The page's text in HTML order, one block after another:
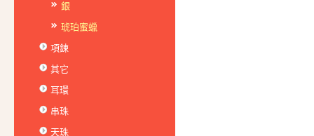
銀
琥珀蜜蠟
項鍊
其它
耳環
串珠
天珠